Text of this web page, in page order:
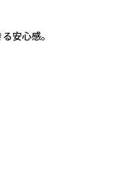
安心感。